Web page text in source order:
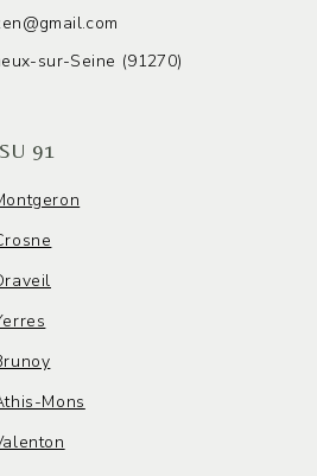
sur-Seine (91270)
91
Mons